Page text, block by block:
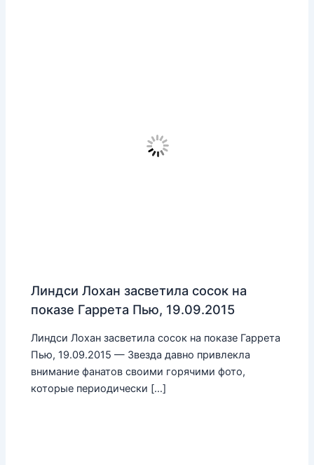
Линдси Лохан засветила сосок на
показе Гаррета Пью, 19.09.2015
Линдси Лохан засветила сосок на показе Гаррета
Пью, 19.09.2015 — Звезда давно привлекла
внимание фанатов своими горячими фото,
которые периодически […]